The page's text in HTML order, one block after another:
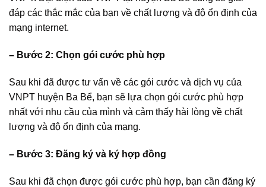
đáp các thắc mắc của bạn về chất lượng và độ ổn định của
mạng internet.
– Bước 2: Chọn gói cước phù hợp
Sau khi đã được tư vấn về các gói cước và dịch vụ của
VNPT huyện Ba Bể, bạn sẽ lựa chọn gói cước phù hợp
nhất với nhu cầu của mình và cảm thấy hài lòng về chất
lượng và độ ổn định của mạng.
– Bước 3: Đăng ký và ký hợp đồng
Sau khi đã chọn được gói cước phù hợp, bạn cần đăng ký